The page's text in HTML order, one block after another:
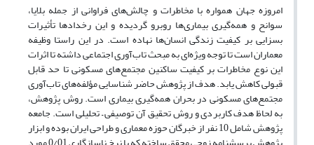
امروزه جهان همواره با مخاطرات و چالش‌های فراوانی از جمله بلایا،
سوانح و همه‌گیری بیماری‌ها روبرو گردیده و این رخدادها تأثیرات
بسزایی بر کیفیت زندگی انسان‌ها نهاده است. در این راستا وظیفه
معماران است تا توجه ویژه‌ای به مبحث تاب‌آوری اجتماعی داشته تا اثرات
این نوع مخاطرات بر کیفیت ساکنین مجتمع‌های مسکونی تا حد قابل
قبولی کاهش یابد. هدف از پژوهش حاضر شناسایی مؤلفه‌های تاب‌آوری
مجتمع‌های مسکونی در بحران همه‌گیری بیماری است. روش پژوهش،
به لحاظ هدف کاربردی و روش تحقیق آن توصیفی – تحلیلی است. جامعه
پژوهش شامل 10 نفر از خبرگان حوزه معماری و طراحی ایران بوده و ابزار